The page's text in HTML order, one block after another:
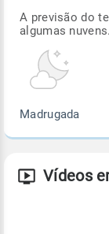
A previsão do
algumas
Madrugada
Vídeos